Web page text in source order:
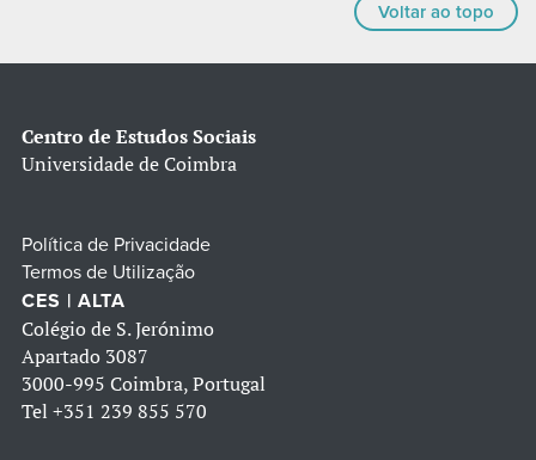
Voltar ao topo
Centro de Estudos Sociais
Universidade de Coimbra
Política de Privacidade
Termos de Utilização
CES | ALTA
Colégio de S. Jerónimo
Apartado 3087
3000-995 Coimbra, Portugal
Tel +351 239 855 570